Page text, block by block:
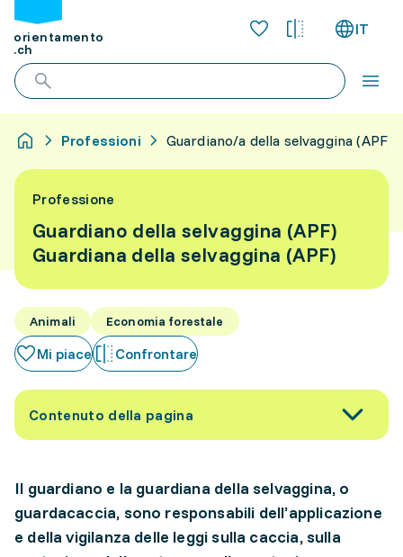
orientamento
.ch
IT
Professioni Guardiano/a della selvaggina (APF)
Professione
Guardiano della selvaggina (APF)
Guardiana della selvaggina (APF)
Animali Economia forestale
Mi piace Confrontare
Contenuto della pagina
Il guardiano e la guardiana della selvaggina, o
guardacaccia, sono responsabili dell’applicazione
e della vigilanza delle leggi sulla caccia, sulla